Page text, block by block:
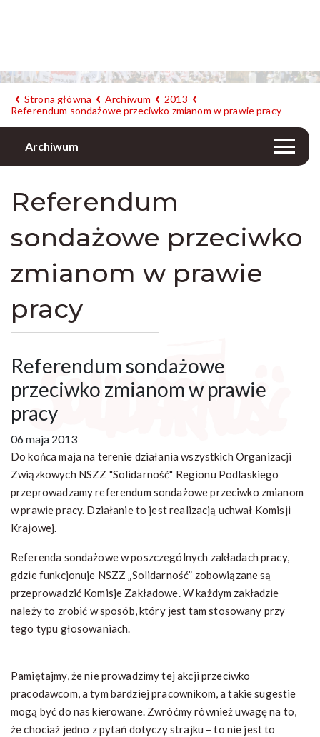
Strona główna Archiwum
2013
Referendum sondażowe przeciwko zmianom w prawie pracy
Archiwum
Referendum
sondażowe przeciwko
zmianom w prawie
pracy
Referendum sondażowe
przeciwko zmianom w prawie
pracy
06 maja 2013
Do końca maja na terenie działania wszystkich Organizacji
Związkowych NSZZ "Solidarność" Regionu Podlaskiego
przeprowadzamy referendum sondażowe przeciwko zmianom
w prawie pracy. Działanie to jest realizacją uchwał Komisji
Krajowej.
Referenda sondażowe w poszczególnych zakładach pracy,
gdzie funkcjonuje NSZZ „Solidarność” zobowiązane są
przeprowadzić Komisje Zakładowe. W każdym zakładzie
należy to zrobić w sposób, który jest tam stosowany przy
tego typu głosowaniach.
Pamiętajmy, że nie prowadzimy tej akcji przeciwko
pracodawcom, a tym bardziej pracownikom, a takie sugestie
mogą być do nas kierowane. Zwróćmy również uwagę na to,
że chociaż jedno z pytań dotyczy strajku – to nie jest to